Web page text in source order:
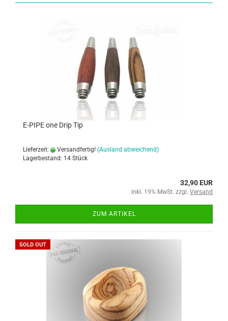
E-PIPE one Drip Tip
Lieferzeit: Versandfertig! (Ausland abweichend)
Lagerbestand: 14 Stück
32,90 EUR
inkl. 19% MwSt. zzgl. Versand
ZUM ARTIKEL
SOLD OUT